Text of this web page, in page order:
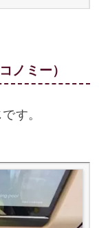
ノミー）
す。